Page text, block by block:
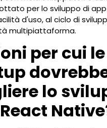
per lo sviluppo di
d'uso, al ciclo di
multipiattaforma.
per cui le
lo